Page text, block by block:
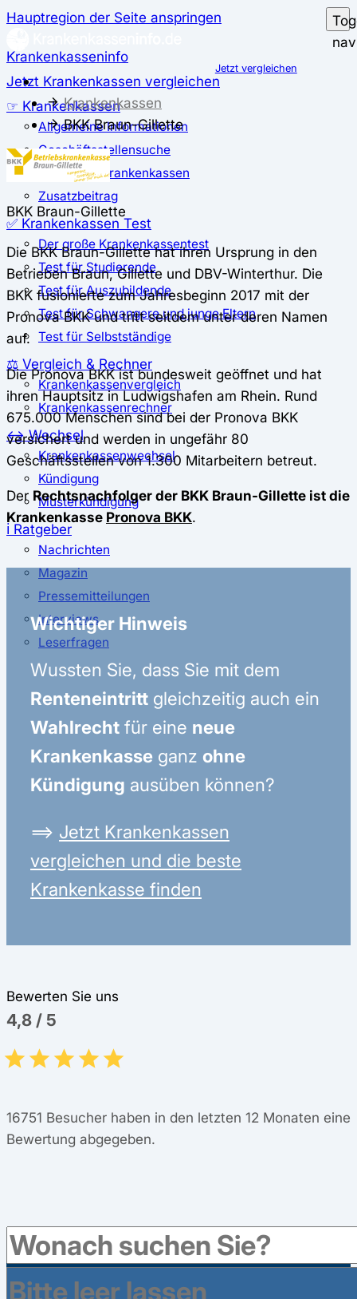
Hauptregion der Seite anspringen
Krankenkasseninfo
Jetzt Krankenkassen vergleichen
☞ Krankenkassen
Allgemeine Informationen
Geschäftsstellensuche
günstigste Krankenkassen
Zusatzbeitrag
✅ Krankenkassen Test
Der große Krankenkassentest
Test für Studierende
Test für Auszubildende
Test für Schwangere und junge Eltern
Test für Selbstständige
⚖️ Vergleich & Rechner
Krankenkassenvergleich
Krankenkassenrechner
↔ Wechsel
Krankenkassenwechsel
Kündigung
Musterkündigung
ℹ Ratgeber
Nachrichten
Magazin
Pressemitteilungen
Interviews
Leserfragen
Jetzt vergleichen
Krankenkassen
BKK Braun-Gillette
BKK Braun-Gillette
Die BKK Braun-Gillette hat ihren Ursprung in den
Betrieben Braun, Gillette und DBV-Winterthur. Die
BKK fusionierte zum Jahresbeginn 2017 mit der
Pronova BKK und tritt seitdem unter deren Namen
auf.
Die Pronova BKK ist bundesweit geöffnet und hat
ihren Hauptsitz in Ludwigshafen am Rhein. Rund
675.000 Menschen sind bei der Pronova BKK
versichert und werden in ungefähr 80
Geschäftsstellen von 1.300 Mitarbeitern betreut.
Der Rechtsnachfolger der BKK Braun-Gillette ist die
Krankenkasse Pronova BKK.
Wichtiger Hinweis
Wussten Sie, dass Sie mit dem
Renteneintritt gleichzeitig auch ein
Wahlrecht für eine neue
Krankenkasse ganz ohne
Kündigung ausüben können?
⟹ Jetzt Krankenkassen
vergleichen und die beste
Krankenkasse finden
Bewerten Sie uns
4,8 / 5
16751 Besucher haben in den letzten 12 Monaten eine
Bewertung abgegeben.
Leistungen
Gesetzliche Leistungen der Krankenkassen